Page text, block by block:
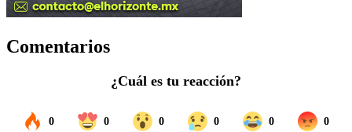
Comentarios